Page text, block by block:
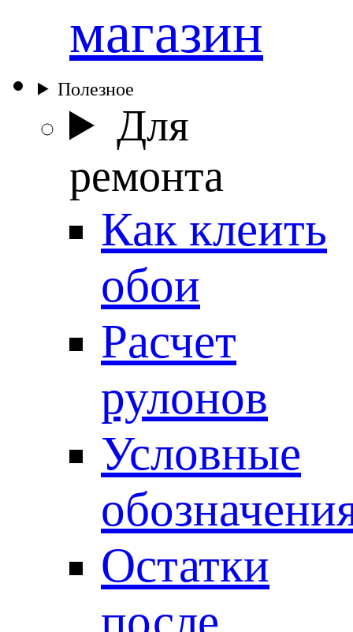
магазин
Полезное
Для
ремонта
Как клеить
обои
Расчет
рулонов
Условные
Остатки
после